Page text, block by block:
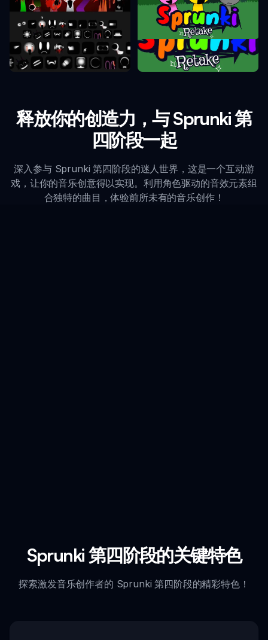
Sprunki Phase 10 Sprunki Retake
释放你的创造力，与 Sprunki 第
四阶段一起
深入参与 Sprunki 第四阶段的迷人世界，这是一个互动游
戏，让你的音乐创意得以实现。利用角色驱动的音效元素组
合独特的曲目，体验前所未有的音乐创作！
Sprunki 第四阶段的关键特色
探索激发音乐创作者的 Sprunki 第四阶段的精彩特色！